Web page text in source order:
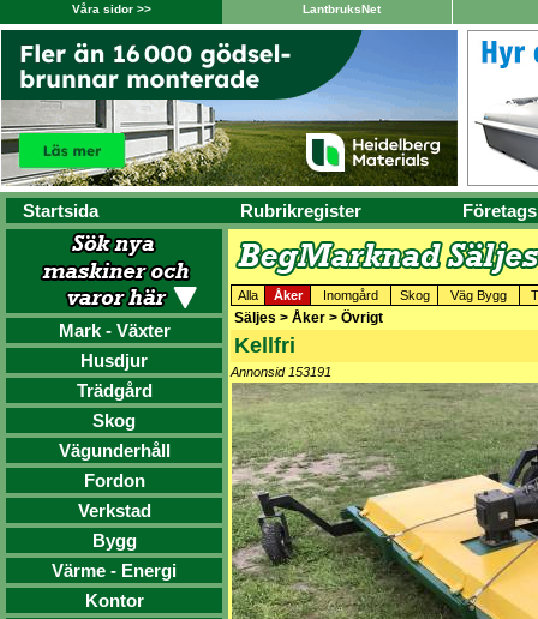
Våra sidor >> LantbruksNet
Startsida Rubrikregister
Mark - Växter
Husdjur
Trädgård
Skog
Vägunderhåll
Fordon
Verkstad
Bygg
Värme - Energi
Kontor
Alla Åker Inomgård Skog Väg Bygg
Säljes > Åker > Övrigt
Kellfri
Annonsid 153191